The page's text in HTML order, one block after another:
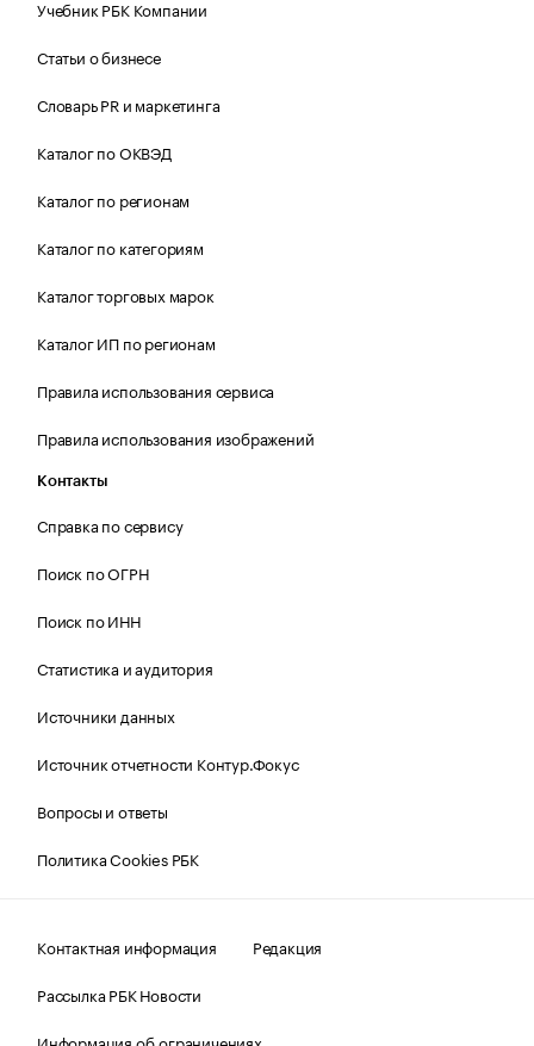
Учебник РБК Компании
Статьи о бизнесе
Словарь PR и маркетинга
Каталог по ОКВЭД
Каталог по регионам
Каталог по категориям
Каталог торговых марок
Каталог ИП по регионам
Правила использования сервиса
Правила использования изображений
Контакты
Справка по сервису
Поиск по ОГРН
Поиск по ИНН
Статистика и аудитория
Источники данных
Источник отчетности Контур.Фокус
Вопросы и ответы
Политика Cookies РБК
Контактная информация
Редакция
Рассылка РБК Новости